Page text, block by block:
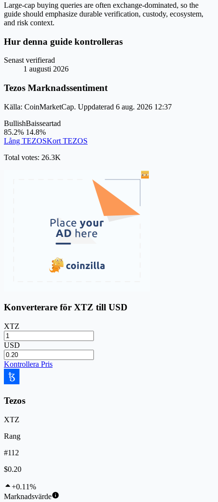
Large-cap buying queries are often exchange-dominated, so the
guide should emphasize durable verification, custody, ecosystem,
and risk context.
Hur denna guide kontrolleras
Senast verifierad
1 augusti 2026
Tezos Marknadssentiment
Källa: CoinMarketCap. Uppdaterad 6 aug. 2026 12:37
BullishBaisseartad
85.2% 14.8%
Lång TEZOSKort TEZOS
Total votes: 26.3K
Konverterare för XTZ till USD
XTZ
USD
Kontrollera Pris
Tezos
XTZ
Rang
#112
$0.20
+0.11%
Marknadsvärde